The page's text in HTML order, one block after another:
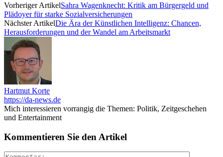
Vorheriger ArtikelSahra Wagenknecht: Kritik am Bürgergeld und
Plädoyer für starke Sozialversicherungen
Nächster ArtikelDie Ära der Künstlichen Intelligenz: Chancen,
Herausforderungen und der Wandel am Arbeitsmarkt
Hartmut Korte
https://da-news.de
Mich interessieren vorrangig die Themen: Politik, Zeitgeschehen
und Entertainment
Kommentieren Sie den Artikel